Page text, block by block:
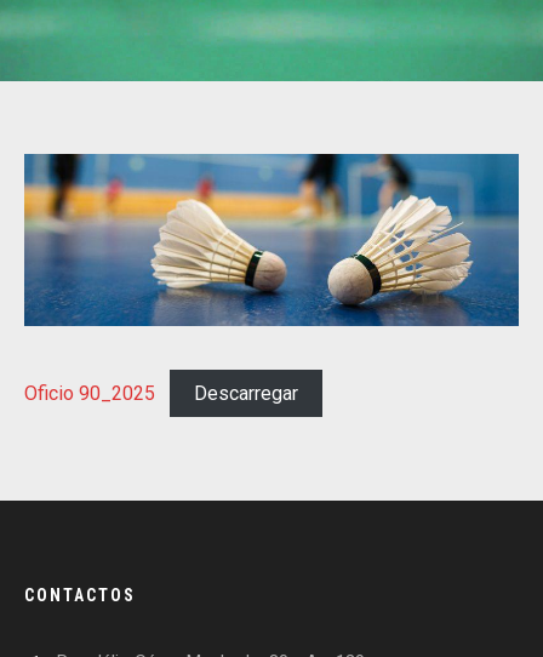
Oficio 90_2025 Descarregar
CONTACTOS